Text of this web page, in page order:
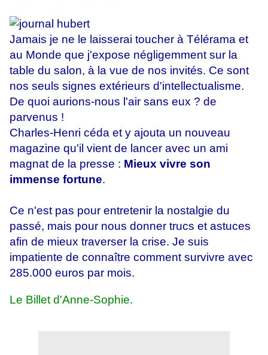
Jamais je ne le laisserai toucher à Télérama et
au Monde que j'expose négligemment sur la
table du salon, à la vue de nos invités. Ce sont
nos seuls signes extérieurs d'intellectualisme.
De quoi aurions-nous l'air sans eux ? de
parvenus !
Charles-Henri céda et y ajouta un nouveau
magazine qu'il vient de lancer avec un ami
magnat de la presse : Mieux vivre son
immense fortune.
Ce n'est pas pour entretenir la nostalgie du
passé, mais pour nous donner trucs et astuces
afin de mieux traverser la crise. Je suis
impatiente de connaître comment survivre avec
285.000 euros par mois.
Le Billet d'Anne-Sophie.